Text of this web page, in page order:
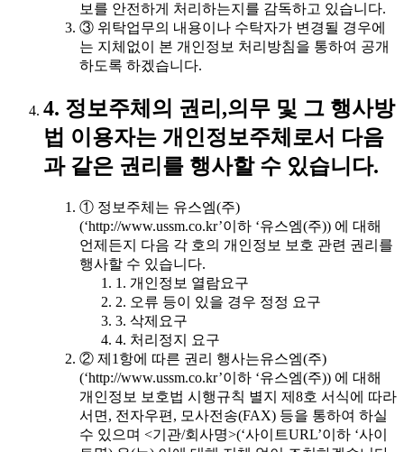
보를 안전하게 처리하는지를 감독하고 있습니다.
③ 위탁업무의 내용이나 수탁자가 변경될 경우에
는 지체없이 본 개인정보 처리방침을 통하여 공개
하도록 하겠습니다.
4. 정보주체의 권리,의무 및 그 행사방
법 이용자는 개인정보주체로서 다음
과 같은 권리를 행사할 수 있습니다.
① 정보주체는 유스엠(주)
(‘http://www.ussm.co.kr’이하 ‘유스엠(주)) 에 대해
언제든지 다음 각 호의 개인정보 보호 관련 권리를
행사할 수 있습니다.
1. 개인정보 열람요구
2. 오류 등이 있을 경우 정정 요구
3. 삭제요구
4. 처리정지 요구
② 제1항에 따른 권리 행사는유스엠(주)
(‘http://www.ussm.co.kr’이하 ‘유스엠(주)) 에 대해
개인정보 보호법 시행규칙 별지 제8호 서식에 따라
서면, 전자우편, 모사전송(FAX) 등을 통하여 하실
수 있으며 <기관/회사명>(‘사이트URL’이하 ‘사이